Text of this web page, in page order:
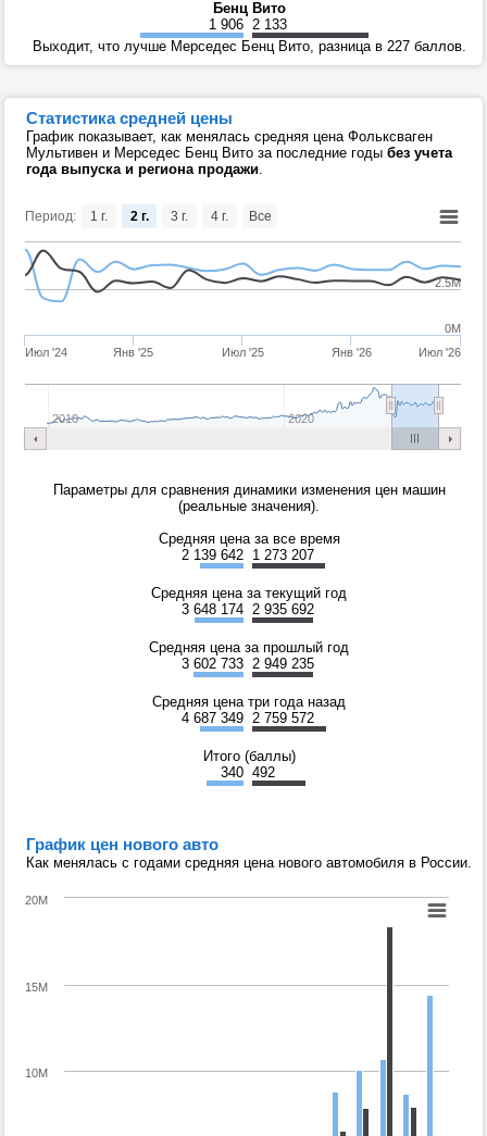
Бенц Вито
1 906 2 133
Выходит, что лучше Мерседес Бенц Вито, разница в 227 баллов.
Статистика средней цены
График показывает, как менялась средняя цена Фольксваген
Мультивен и Мерседес Бенц Вито за последние годы без учета
года выпуска и региона продажи
Период:
Июл '24 Янв '25 Июл '25 Янв '26 Июл '26
2010 2020
0M
2.5M
1 г. 2 г. 3 г. 4 г. Все
Параметры для сравнения динамики изменения цен машин
(реальные значения).
Средняя цена за все время
2 139 642 1 273 207
Средняя цена за текущий год
3 648 174 2 935 692
Средняя цена за прошлый год
3 602 733 2 949 235
Средняя цена три года назад
4 687 349 2 759 572
Итого (баллы)
340 492
График цен нового авто
Как менялась с годами средняя цена нового автомобиля в России.
10M
15M
20M